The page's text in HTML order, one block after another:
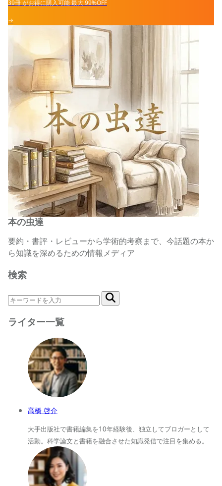
39冊がお得に購入可能最大99%OFF
→
本の虫達
要約・書評・レビューから学術的考察まで、今話題の本か
ら知識を深めるための情報メディア
検索
ライター一覧
高橋 啓介
大手出版社で書籍編集を10年経験後、独立してブロガーとして
活動。科学論文と書籍を融合させた知識発信で注目を集める。